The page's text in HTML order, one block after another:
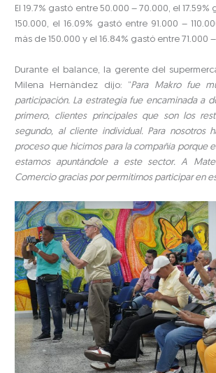
El 19.7% gastó entre 50.000 – 70.000, el 17.59%
150.000, el 16.09% gastó entre 91.000 –
más de 150.000 y el 16.84% gastó entre 71.000
Durante el balance, la gerente del
Milena Hernández dijo: “Para Makro fue
participación. La estrategia fue encaminada a
primero, clientes principales que son los
segundo, al cliente individual. Para nosotros
proceso que hicimos para la compañía porque
estamos apuntándole a este sector. A
Comercio gracias por permitirnos participar en